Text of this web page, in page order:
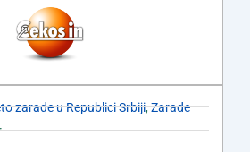
zarade u Republici Srbiji,Zarade